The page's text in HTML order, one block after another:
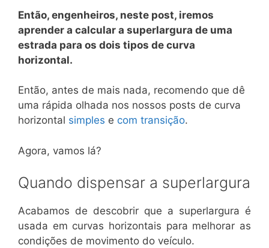
Então, engenheiros, neste post, iremos
aprender a calcular a superlargura de uma
estrada para os dois tipos de curva
horizontal.
Então, antes de mais nada, recomendo que dê
uma rápida olhada nos nossos posts de curva
horizontal simples e com transição.
Agora, vamos lá?
Quando dispensar a superlargura
Acabamos de descobrir que a superlargura é
usada em curvas horizontais para melhorar as
condições de movimento do veículo.